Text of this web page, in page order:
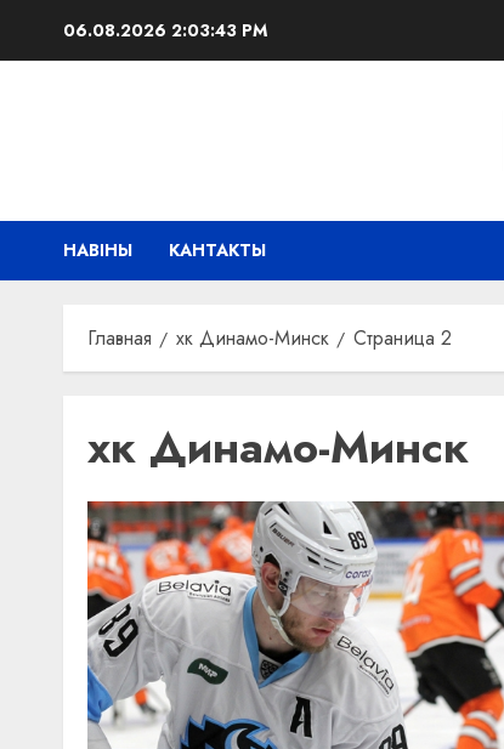
06.08.2026 2:03:44 PM
НАВІНЫ КАНТАКТЫ
Главная хк Динамо-Минск Страница 2
хк Динамо-Минск